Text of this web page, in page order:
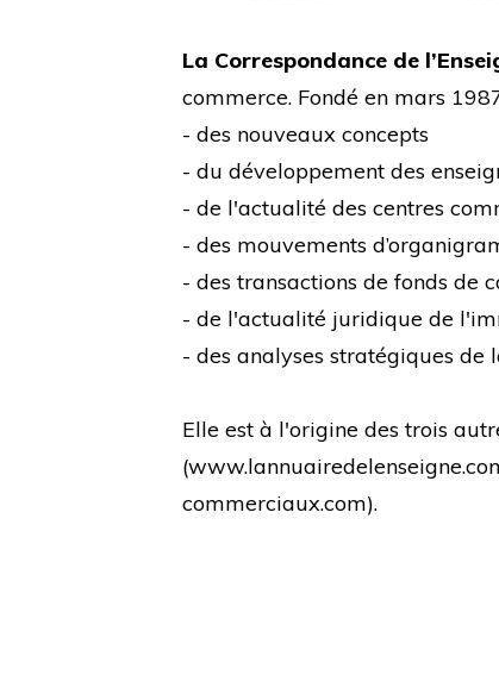
La Correspondance de
commerce. Fondé en mars
- des nouveaux concepts
- du développement des
- de l'actualité des centres
- des mouvements
- des transactions de fonds de
- de l'actualité juridique de
- des analyses stratégiques de
Elle est à l'origine des trois
(
commerciaux.com).